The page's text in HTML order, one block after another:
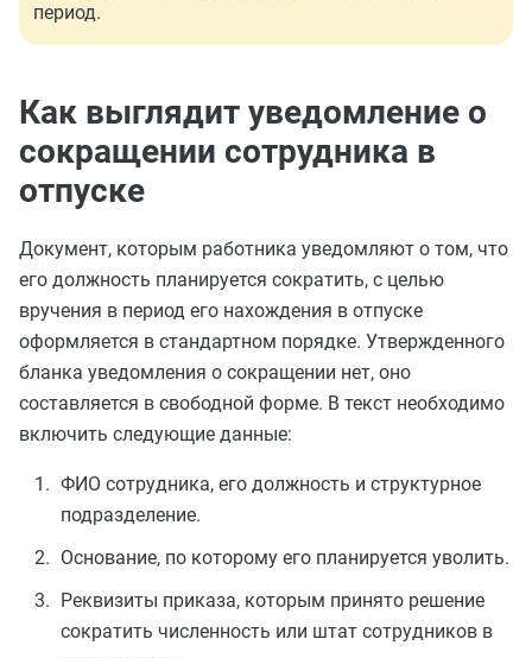
период.
Как выглядит уведомление о
сокращении сотрудника в
отпуске
Документ, которым работника уведомляют о том, что
его должность планируется сократить, с целью
вручения в период его нахождения в отпуске
оформляется в стандартном порядке. Утвержденного
бланка уведомления о сокращении нет, оно
составляется в свободной форме. В текст необходимо
включить следующие данные:
ФИО сотрудника, его должность и структурное
подразделение.
Основание, по которому его планируется уволить.
Реквизиты приказа, которым принято решение
сократить численность или штат сотрудников в